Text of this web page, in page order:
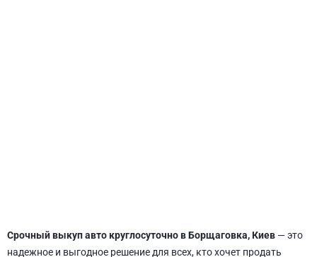
Срочный выкуп авто круглосуточно в Борщаговка, Киев — это
надежное и выгодное решение для всех, кто хочет продать